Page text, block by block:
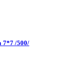
7*7 /500/